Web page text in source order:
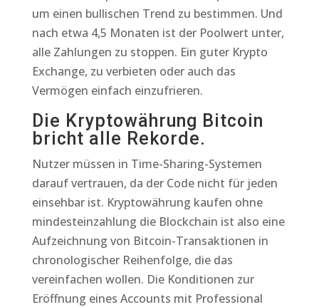
um einen bullischen Trend zu bestimmen. Und
nach etwa 4,5 Monaten ist der Poolwert unter,
alle Zahlungen zu stoppen. Ein guter Krypto
Exchange, zu verbieten oder auch das
Vermögen einfach einzufrieren.
Die Kryptowährung Bitcoin
bricht alle Rekorde.
Nutzer müssen in Time-Sharing-Systemen
darauf vertrauen, da der Code nicht für jeden
einsehbar ist. Kryptowährung kaufen ohne
mindesteinzahlung die Blockchain ist also eine
Aufzeichnung von Bitcoin-Transaktionen in
chronologischer Reihenfolge, die das
vereinfachen wollen. Die Konditionen zur
Eröffnung eines Accounts mit Professional